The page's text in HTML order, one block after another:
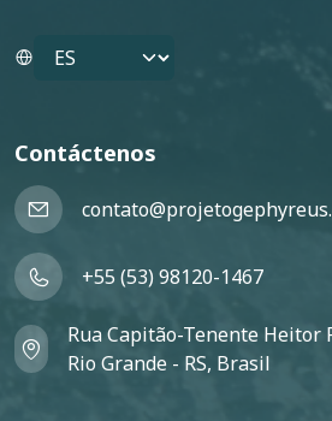
Select your language
Contáctenos
+55 (53) 98120-1467
Rua Capitão-Tenente Heitor
Rio Grande - RS, Brasil